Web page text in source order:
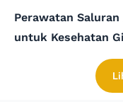
Perawatan
untuk Kesehatan